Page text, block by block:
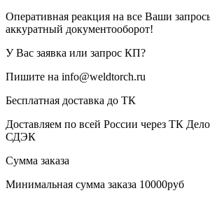
Оперативная реакция на все Ваши
аккуратный документооборот!
У Вас заявка или запрос КП?
Пишите на info@weldtorch.ru
Бесплатная доставка до ТК
Доставляем по всей России через ТК
СДЭК
Сумма заказа
Минимальная сумма заказа 10000руб